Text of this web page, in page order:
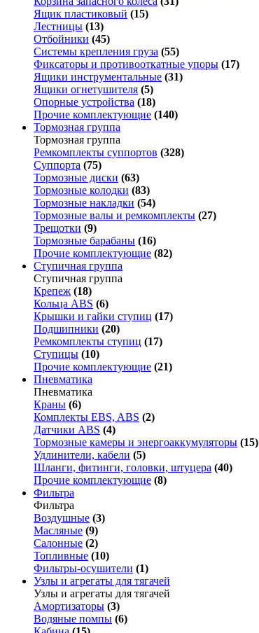
Ящик пластиковый (15)
Лестницы (13)
Отбойники (45)
Системы крепления груза (55)
Фиксаторы и противооткатные упоры (17)
Ящики инструментальные (31)
Ящики огнетушителя (5)
Опорные устройства (18)
Прочие комплектующие (140)
Тормозная группа
Тормозная группа
Ремкомплекты суппортов (328)
Суппорта (75)
Тормозные диски (63)
Тормозные колодки (83)
Тормозные накладки (54)
Тормозные валы и ремкомплекты (27)
Трещотки (9)
Тормозные барабаны (16)
Прочие комплектующие (82)
Ступичная группа
Ступичная группа
Крепеж (18)
Кольца ABS (6)
Крышки и гайки ступиц (17)
Подшипники (20)
Ремкомплекты ступиц (17)
Ступицы (10)
Прочие комплектующие (21)
Пневматика
Пневматика
Краны (6)
Комплекты EBS, ABS (2)
Датчики ABS (4)
Тормозные камеры и энергоаккумуляторы (15)
Удлинители, кабели (5)
Шланги, фитинги, головки, штуцера (40)
Прочие комплектующие (8)
Фильтра
Фильтра
Воздушные (3)
Масляные (9)
Салонные (2)
Топливные (10)
Фильтры-осушители (1)
Узлы и агрегаты для тягачей
Узлы и агрегаты для тягачей
Амортизаторы (3)
Водяные помпы (6)